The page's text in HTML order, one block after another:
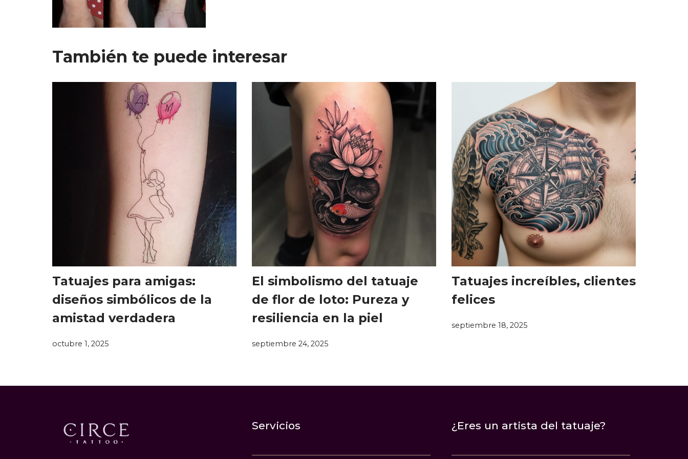
También te puede interesar
Tatuajes para amigas:
diseños simbólicos de la
amistad verdadera
octubre 1, 2025
El simbolismo del tatuaje
de flor de loto: Pureza y
resiliencia en la piel
septiembre 24, 2025
Tatuajes increíbles, clientes
felices
septiembre 18, 2025
Servicios ¿Eres un artista del tatuaje?